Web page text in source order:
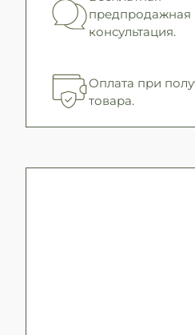
предпродажная
консультация.
Оплата при
товара.